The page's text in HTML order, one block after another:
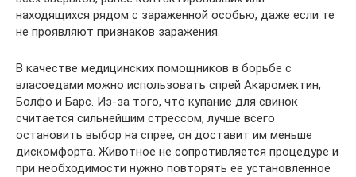
находящихся рядом с зараженной особью, даже если те
не проявляют признаков заражения.
В качестве медицинских помощников в борьбе с
власоедами можно использовать спрей Акаромектин,
Болфо и Барс. Из-за того, что купание для свинок
считается сильнейшим стрессом, лучше всего
остановить выбор на спрее, он доставит им меньше
дискомфорта. Животное не сопротивляется процедуре и
при необходимости нужно повторять ее установленное